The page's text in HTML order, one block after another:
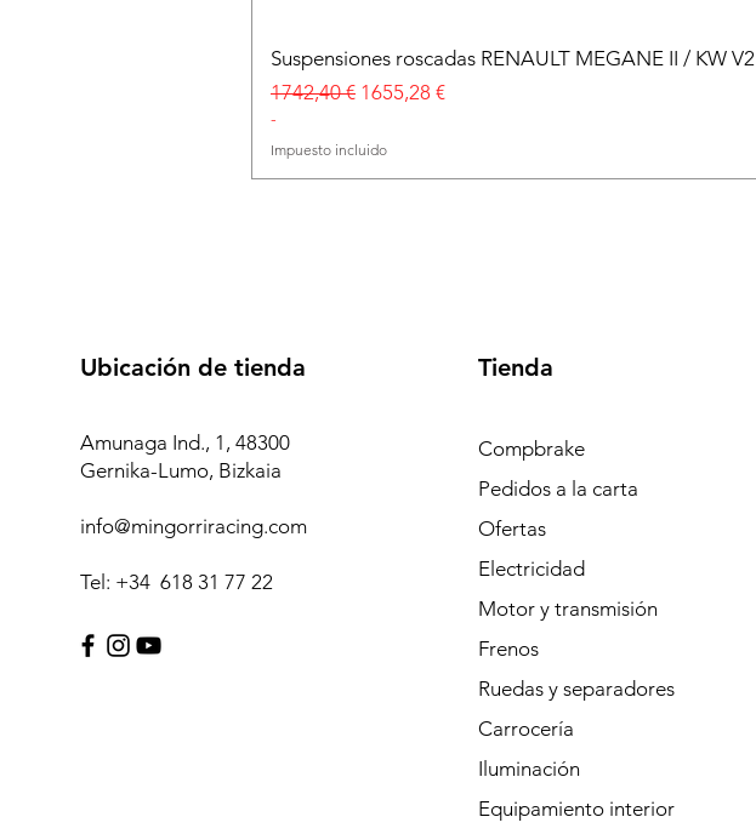
Suspensiones roscadas RENAULT MEGANE II / KW V2
Precio
1742,40 € Precio de oferta
1655,28 €
-
Impuesto incluido
Ubicación de tienda
Amunaga Ind., 1, 48300
Gernika-Lumo, Bizkaia
info@mingorriracing.com
Tel: +34 618 31 77 22
Tienda
Compbrake
Pedidos a la carta
Ofertas
Electricidad
Motor y transmisión
Frenos
Ruedas y separadores
Carrocería
Iluminación
Equipamiento interior